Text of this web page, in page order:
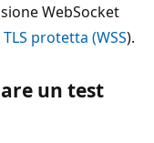
WebSocket
TLS protetta (WSS).
un test